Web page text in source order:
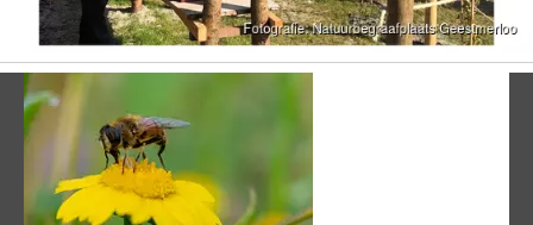
Vorige